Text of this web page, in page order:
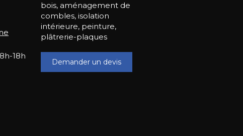
8h-18h
bois, aménagement de
combles, isolation
intérieure, peinture,
plâtrerie-plaques
Demander un devis